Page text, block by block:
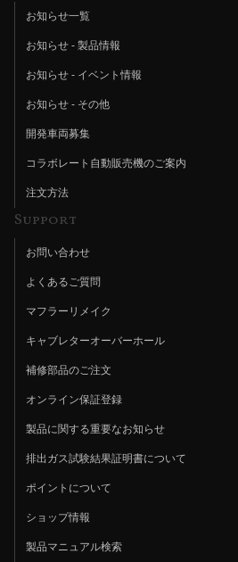
お知らせ一覧
お知らせ - 製品情報
お知らせ - イベント情報
お知らせ - その他
開発車両募集
コラボレート自動販売機のご案内
注文方法
Support
お問い合わせ
よくあるご質問
マフラーリメイク
キャブレターオーバーホール
補修部品のご注文
オンライン保証登録
製品に関する重要なお知らせ
排出ガス試験結果証明書について
ポイントについて
ショップ情報
製品マニュアル検索